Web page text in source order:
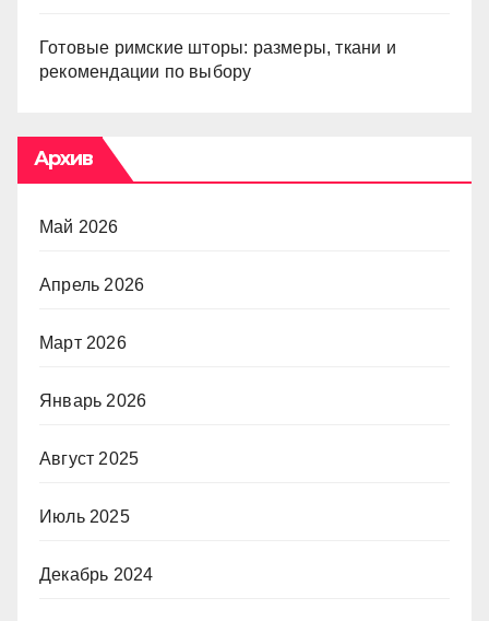
Готовые римские шторы: размеры, ткани и
рекомендации по выбору
Архив
Май 2026
Апрель 2026
Март 2026
Январь 2026
Август 2025
Июль 2025
Декабрь 2024